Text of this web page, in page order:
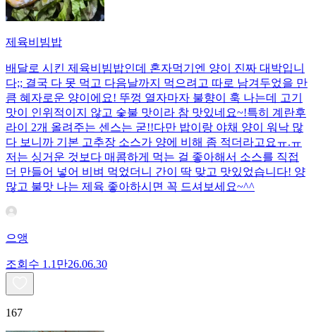
제육비빔밥
배달로 시킨 제육비빔밥인데 혼자먹기엔 양이 진짜 대박입니
다;; 결국 다 못 먹고 다음날까지 먹으려고 따로 남겨두었을 만
큼 혜자로운 양이에요! 뚜껑 열자마자 불향이 훅 나는데 고기
맛이 인위적이지 않고 숯불 맛이라 참 맛있네요~!특히 계란후
라이 2개 올려주는 센스는 굳!! ​다만 밥이랑 야채 양이 워낙 많
다 보니까 기본 고추장 소스가 양에 비해 좀 적더라고요ㅠ.ㅠ
저는 싱거운 것보다 매콤하게 먹는 걸 좋아해서 소스를 직접
더 만들어 넣어 비벼 먹었더니 간이 딱 맞고 맛있었습니다! 양
많고 불맛 나는 제육 좋아하시면 꼭 드셔보세요~^^
으앵
조회수 1.1만26.06.30
167